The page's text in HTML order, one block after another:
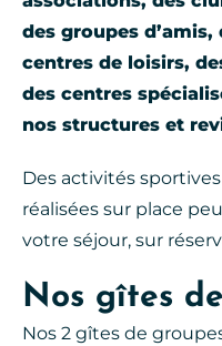
des groupes
centres de loisirs,
des centres
nos structures et
Des activités
réalisées sur place
votre séjour, sur
Nos gîtes
Nos 2 gîtes de